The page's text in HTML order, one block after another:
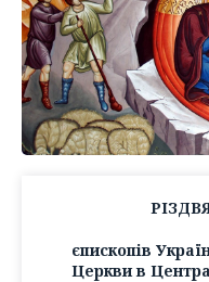
єпископів
Церкви в